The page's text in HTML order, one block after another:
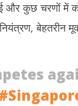
कुछ चरणों में
बेहतरीन